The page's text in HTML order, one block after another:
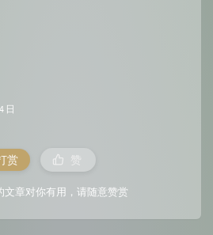
日
赏 赞
文章对你有用，请随意赞赏